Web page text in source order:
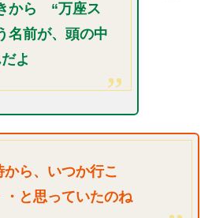
から “万座ス
前が、頭の中
よ
から、いつか行こ
・と思っていたのね